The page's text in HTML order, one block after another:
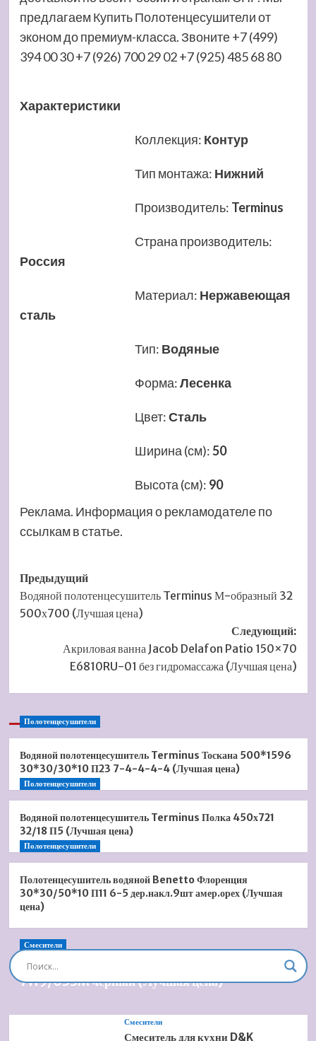
предлагаем Купить Полотенцесушители от
эконом до премиум-класса. Звоните +7 (499)
394 00 30 +7 (926) 700 29 02 +7 (925) 485 68 80
Характеристики
Коллекция: Контур
Тип монтажа: Нижний
Производитель: Terminus
Страна производитель:
Россия
Материал: Нержавеющая
сталь
Тип: Водяные
Форма:Лесенка
Цвет:Сталь
Ширина (см):50
Высота (см): 90
Реклама. Информация о рекламодателе по
ссылкам в статье.
Навигация
записи
Предыдущий
Водяной полотенцесушитель Terminus М-образный 32
500х700 (Лучшая цена)
Следующий:
Акриловая ванна Jacob Delafon Patio 150×70
E6810RU-01 без гидромассажа (Лучшая цена)
Полотенцесушители
Водяной полотенцесушитель Terminus Тоскана 500*1596
30*30/30*10 П23 7-4-4-4-4 (Лучшая цена)
Полотенцесушители
Водяной полотенцесушитель Terminus Полка 450х721
32/18 П5 (Лучшая цена)
Полотенцесушители
Полотенцесушитель водяной Benetto Флоренция
30*30/50*10 П11 6-5 дер.накл.9шт амер.орех (Лучшая
цена)
Смесители
Душевая система встроенная Timo Briana SX-
7119/03SM черный (Лучшая цена)
Смесители
Смеситель для кухни D&K